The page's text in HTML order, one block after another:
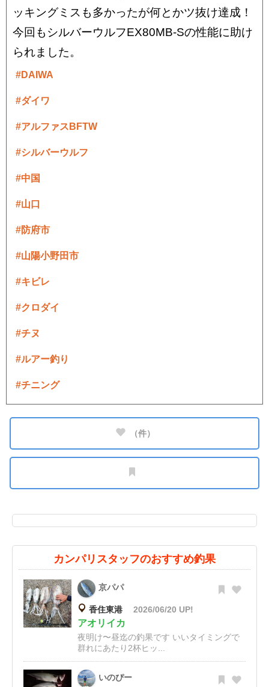
ッキングミスも多かったが何とかツ抜け達成！
今回もシルバーウルフEX80MB-Sの性能に助け
られました。
#DAIWA
#ダイワ
#アルファスBFTW
#シルバーウルフ
#中国
#山口
#防府市
#山陽小野田市
#キビレ
#クロダイ
#チヌ
#ルアー釣り
#チニング
（件）
カンパリスタッフのおすすめ釣果
京パパ
香住東港 2026/06/20 UP!
アオリイカ
夜明け〜昼迄の釣果です いいタイミングで
群れにあたり2杯ヒッ...
いのぴー